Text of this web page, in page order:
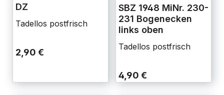
DZ
Tadellos postfrisch
2,90 €
SBZ 1948 MiNr. 230-
231 Bogenecken
links oben
Tadellos postfrisch
4,90 €